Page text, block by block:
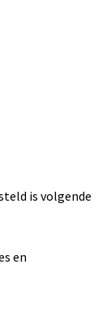
is volgende
en